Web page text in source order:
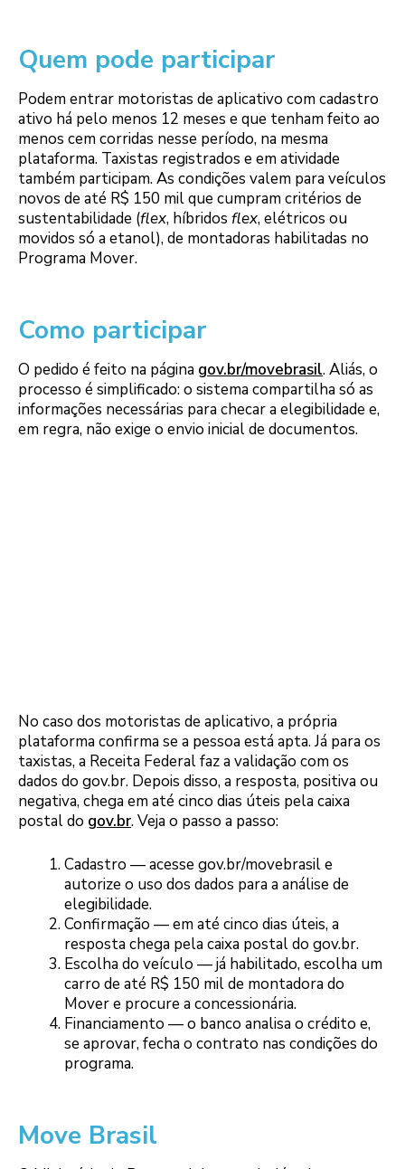
Quem pode participar
Podem entrar motoristas de aplicativo com cadastro
ativo há pelo menos 12 meses e que tenham feito ao
menos cem corridas nesse período, na mesma
plataforma. Taxistas registrados e em atividade
também participam. As condições valem para veículos
novos de até R$ 150 mil que cumpram critérios de
sustentabilidade (flex, híbridos flex, elétricos ou
movidos só a etanol), de montadoras habilitadas no
Programa Mover.
Como participar
O pedido é feito na página gov.br/movebrasil. Aliás, o
processo é simplificado: o sistema compartilha só as
informações necessárias para checar a elegibilidade e,
em regra, não exige o envio inicial de documentos.
No caso dos motoristas de aplicativo, a própria
plataforma confirma se a pessoa está apta. Já para os
taxistas, a Receita Federal faz a validação com os
dados do gov.br. Depois disso, a resposta, positiva ou
negativa, chega em até cinco dias úteis pela caixa
postal do gov.br. Veja o passo a passo:
Cadastro — acesse gov.br/movebrasil e
autorize o uso dos dados para a análise de
elegibilidade.
Confirmação — em até cinco dias úteis, a
resposta chega pela caixa postal do gov.br.
Escolha do veículo — já habilitado, escolha um
carro de até R$ 150 mil de montadora do
Mover e procure a concessionária.
Financiamento — o banco analisa o crédito e,
se aprovar, fecha o contrato nas condições do
programa.
Move Brasil